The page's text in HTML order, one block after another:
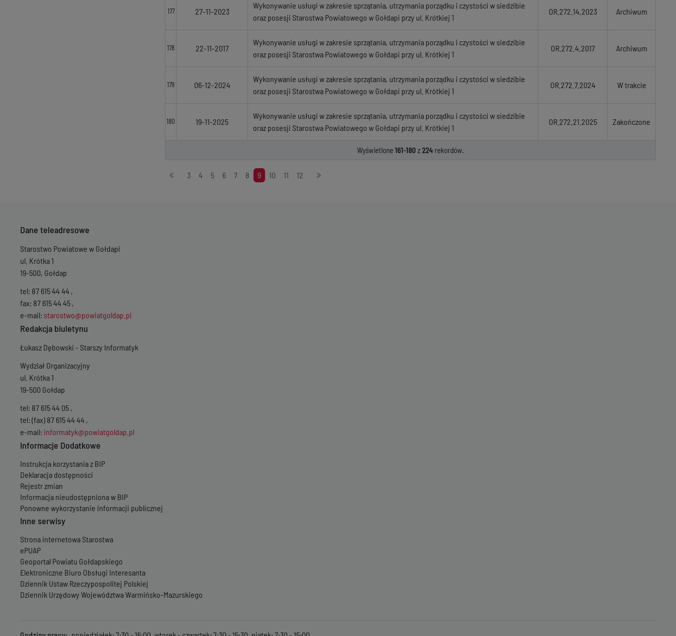
177 27-11-2023
Wykonywanie usługi w zakresie sprzątania, utrzymania porządku i czystości w siedzibie
oraz posesji Starostwa Powiatowego w Gołdapi przy ul. Krótkiej 1
OR.272.14.2023 Archiwum
178 22-11-2017
Wykonywanie usługi w zakresie sprzątania, utrzymania porządku i czystości w siedzibie
oraz posesji Starostwa Powiatowego w Gołdapi przy ul. Krótkiej 1
OR.272.4.2017 Archiwum
179 06-12-2024
Wykonywanie usługi w zakresie sprzątania, utrzymania porządku i czystości w siedzibie
oraz posesji Starostwa Powiatowego w Gołdapi przy ul. Krótkiej 1
OR.272.7.2024 W trakcie
180 19-11-2025
Wykonywanie usługi w zakresie sprzątania, utrzymania porządku i czystości w siedzibie
oraz posesji Starostwa Powiatowego w Gołdapi przy ul. Krótkiej 1
OR.272.21.2025 Zakończone
Wyświetlone161-180 z224rekordów.
Stronicowanie
3 4 5 6 7 8 9 10 11 12
Dane teleadresowe
Starostwo Powiatowe w Gołdapi
ul. Krótka 1
19-500, Gołdap
tel: 87 615 44 44 ,
fax: 87 615 44 45 ,
e-mail: starostwo@powiatgoldap.pl
Redakcja biuletynu
Łukasz Dębowski - Starszy Informatyk
Wydział Organizacyjny
ul. Krótka 1
19-500 Gołdap
tel: 87 615 44 05 ,
tel: (fax) 87 615 44 44 ,
e-mail: informatyk@powiatgoldap.pl
Informacje Dodatkowe
Instrukcja korzystania z BIP
Deklaracja dostępności
Rejestr zmian
Informacja nieudostępniona w BIP
Ponowne wykorzystanie informacji publicznej
Inne serwisy
Strona internetowa Starostwa
ePUAP
Geoportal Powiatu Gołdapskiego
Elektroniczne Biuro Obsługi Interesanta
Dziennik Ustaw Rzeczypospolitej Polskiej
Dziennik Urzędowy Województwa Warmińsko-Mazurskiego